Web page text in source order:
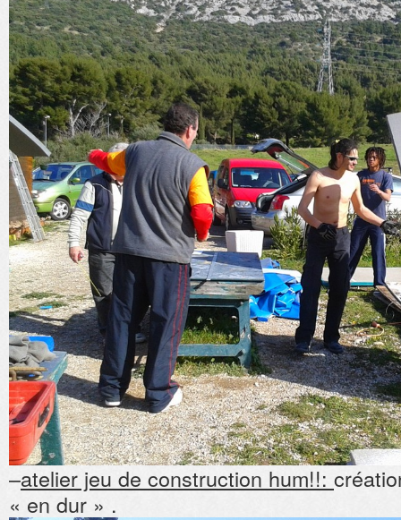
–atelier jeu de construction hum!!:
« en dur » .